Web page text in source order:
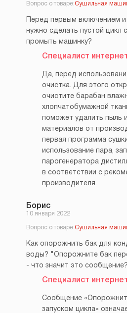
Вопрос о товаре:Сушильная
Перед первым включением
нужно сделать пустой цикл
промыть машинку?
Специалист
Да, перед
очистка. Для этого
очистите барабан
хлопчатобумажной
поможет удалить пыль
материалов от
первая программа
использование пара,
парогенератора
в соответствии с
производителя.
Борис
10 января 2022
Вопрос о товаре:Сушильная
Как опорожнить бак для
воды? "Опорожните бак
- что значит это сообщение?
Специалист
Сообщение
запуском цикла»